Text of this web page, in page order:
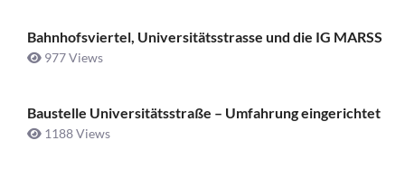
Bahnhofsviertel, Universitätsstrasse und die IG MARSS
977 Views
Baustelle Universitätsstraße ­– Umfahrung eingerichtet
1188 Views